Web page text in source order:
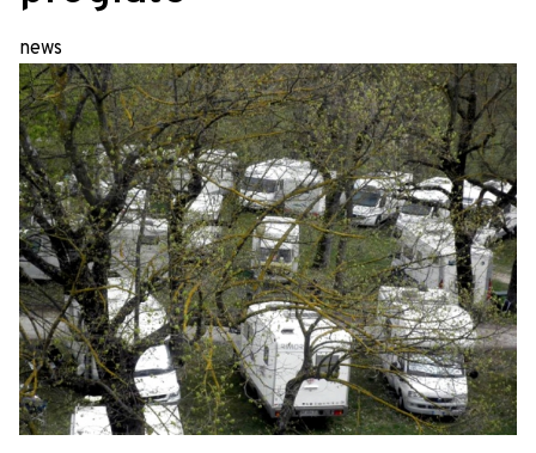
news